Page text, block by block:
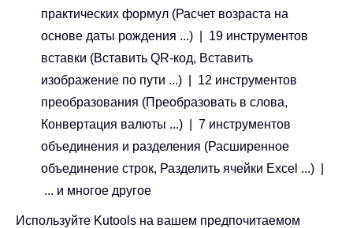
практических формул (Расчет возраста на
основе даты рождения ...) | 19 инструментов
вставки (Вставить QR-код, Вставить
изображение по пути ...) | 12 инструментов
преобразования (Преобразовать в слова,
Конвертация валюты ...) | 7 инструментов
объединения и разделения (Расширенное
объединение строк, Разделить ячейки Excel ...) |
... и многое другое
Используйте Kutools на вашем предпочитаемом